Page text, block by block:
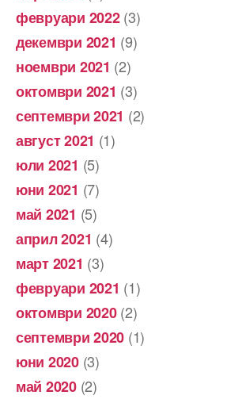
февруари 2022(3)
декември 2021 (9)
ноември 2021 (2)
октомври 2021 (3)
септември 2021 (2)
август 2021 (1)
юли 2021 (5)
юни 2021 (7)
май 2021 (5)
април 2021 (4)
март 2021 (3)
февруари 2021 (1)
октомври 2020(2)
септември 2020 (1)
юни 2020(3)
май 2020(2)